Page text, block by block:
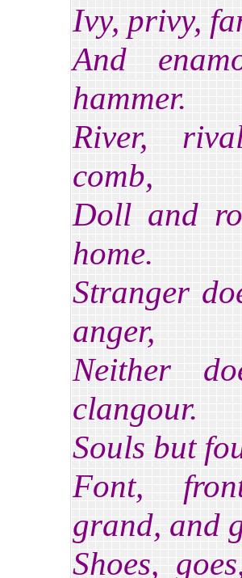
Ivy, privy,
And
hammer.
River,
comb,
Doll and
home.
Stranger
anger,
Neither
clangour.
Souls but
Font,
grand, and
Shoes,